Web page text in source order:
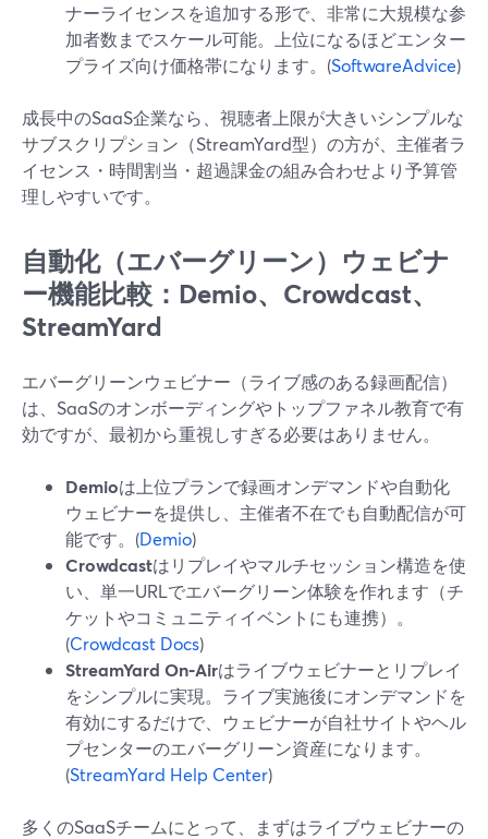
ナーライセンスを追加する形で、非常に大規模な参
加者数までスケール可能。上位になるほどエンター
プライズ向け価格帯になります。(SoftwareAdvice)
成長中のSaaS企業なら、視聴者上限が大きいシンプルな
サブスクリプション（StreamYard型）の方が、主催者ラ
イセンス・時間割当・超過課金の組み合わせより予算管
理しやすいです。
自動化（エバーグリーン）ウェビナ
ー機能比較：Demio、Crowdcast、
StreamYard
エバーグリーンウェビナー（ライブ感のある録画配信）
は、SaaSのオンボーディングやトップファネル教育で有
効ですが、最初から重視しすぎる必要はありません。
Demioは上位プランで録画オンデマンドや自動化
ウェビナーを提供し、主催者不在でも自動配信が可
能です。(Demio)
Crowdcastはリプレイやマルチセッション構造を使
い、単一URLでエバーグリーン体験を作れます（チ
ケットやコミュニティイベントにも連携）。
(Crowdcast Docs)
StreamYard On‑Airはライブウェビナーとリプレイ
をシンプルに実現。ライブ実施後にオンデマンドを
有効にするだけで、ウェビナーが自社サイトやヘル
プセンターのエバーグリーン資産になります。
(StreamYard Help Center)
多くのSaaSチームにとって、まずはライブウェビナーの